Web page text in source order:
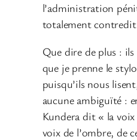
l’administration
totalement contredit
Que dire de plus : ils
que je prenne le
puisqu’ils nous
aucune ambiguïté :
Kundera dit « la
voix de l’ombre, de